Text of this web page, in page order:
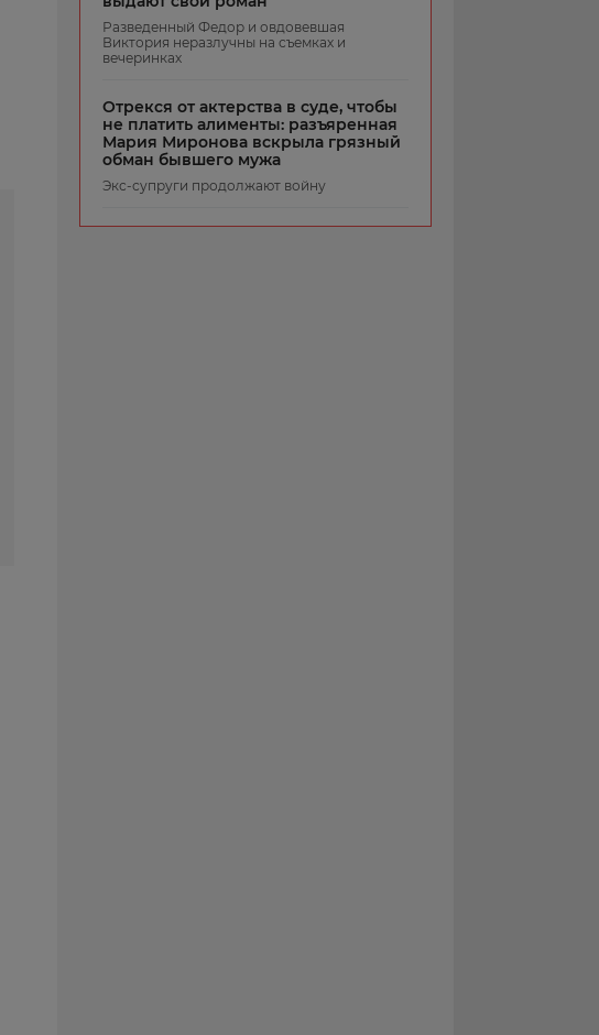
Разведенный Федор и овдовевшая
Виктория неразлучны на съемках и
вечеринках
Отрекся от актерства в суде, чтобы
не платить алименты: разъяренная
Мария Миронова вскрыла грязный
обман бывшего мужа
Экс-супруги продолжают войну